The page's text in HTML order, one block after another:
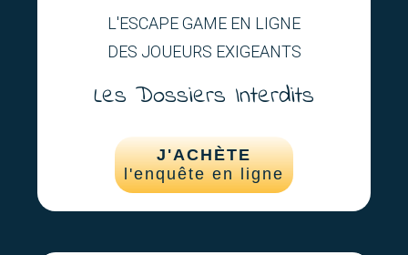
L'ESCAPE GAME EN LIGNE
DES JOUEURS EXIGEANTS
Les Dossiers Interdits
J'ACHÈTE
l'enquête en ligne